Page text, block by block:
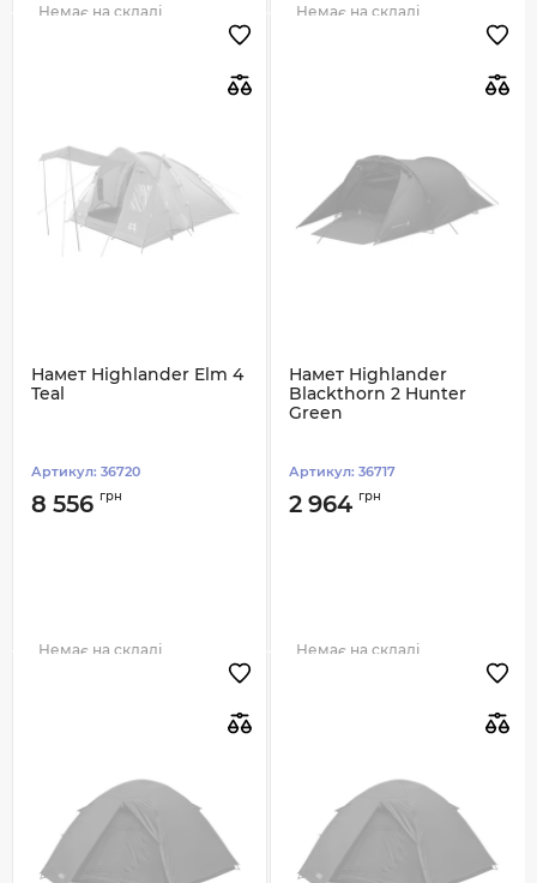
Немає на складі Немає на складі
Намет Highlander Elm 4
Teal
Артикул: 36720
8 556 грн
Немає на складі
Намет Highlander
Blackthorn 2 Hunter
Green
Артикул: 36717
2 964 грн
Немає на складі